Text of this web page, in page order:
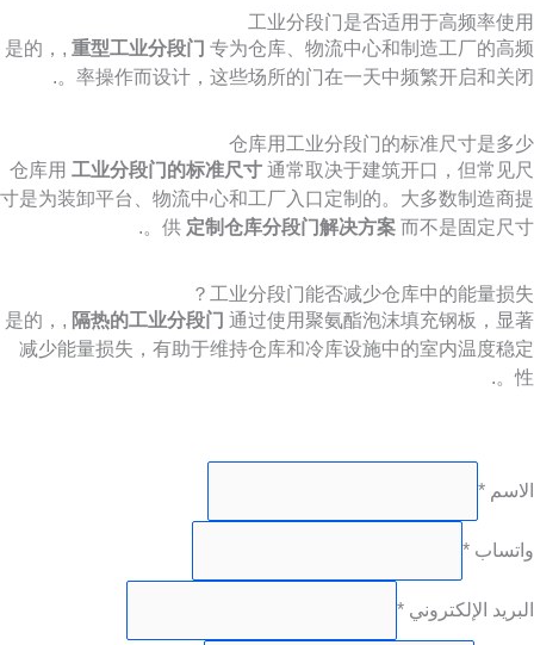
工业分段门是否适用于高频率使用
是的，, 重型工业分段门 专为仓库、物流中心和制造工厂的高频
率操作而设计，这些场所的门在一天中频繁开启和关闭。.
仓库用工业分段门的标准尺寸是多少
仓库用 工业分段门的标准尺寸 通常取决于建筑开口，但常见尺
寸是为装卸平台、物流中心和工厂入口定制的。大多数制造商提
供 定制仓库分段门解决方案 而不是固定尺寸。.
工业分段门能否减少仓库中的能量损失？
是的，, 隔热的工业分段门 通过使用聚氨酯泡沫填充钢板，显著
减少能量损失，有助于维持仓库和冷库设施中的室内温度稳定
性。.
الاسم *
WhatsApp
واتساب *
البريد الإلكتروني *